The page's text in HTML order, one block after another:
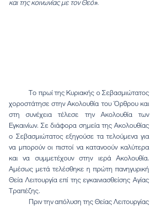
και της κοινωνίας με τον Θεό».
	Το πρωί της Κυριακής ο Σεβασμιώτατος
χοροστάτησε στην Ακολουθία του Όρθρου και
στη συνέχεια τέλεσε την Ακολουθία των
Εγκαινίων. Σε διάφορα σημεία της Ακολουθίας
ο Σεβασμιώτατος εξηγούσε τα τελούμενα για
να μπορούν οι πιστοί να κατανοούν καλύτερα
και να συμμετέχουν στην ιερά Ακολουθία.
Αμέσως μετά τελέσθηκε η πρώτη πανηγυρική
Θεία Λειτουργία επί της εγκαινιασθείσης Αγίας
Τραπέζης.